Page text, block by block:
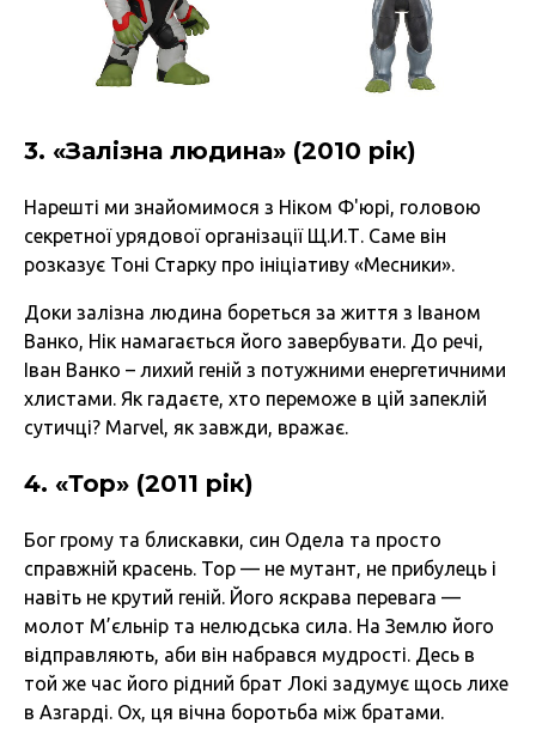
3. «Залізна людина» (2010 рік)
Нарешті ми знайомимося з Ніком Ф'юрі, головою
секретної урядової організації Щ.И.Т. Саме він
розказує Тоні Старку про ініціативу «Месники».
Доки залізна людина бореться за життя з Іваном
Ванко, Нік намагається його завербувати. До речі,
Іван Ванко – лихий геній з потужними енергетичними
хлистами. Як гадаєте, хто переможе в цій запеклій
сутичці? Marvel, як завжди, вражає.
4. «Тор» (2011 рік)
Бог грому та блискавки, син Одела та просто
справжній красень. Тор — не мутант, не прибулець і
навіть не крутий геній. Його яскрава перевага —
молот М’єльнір та нелюдська сила. На Землю його
відправляють, аби він набрався мудрості. Десь в
той же час його рідний брат Локі задумує щось лихе
в Азгарді. Ох, ця вічна боротьба між братами.